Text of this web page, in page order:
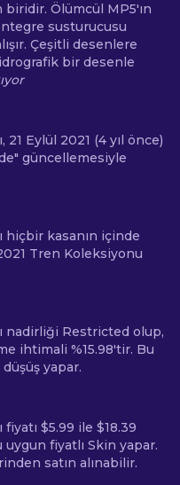
Ölümcül MP5'ın
susturucusu
Çeşitli desenlere
bir desenle
21 Eylül 2021 (4 yıl önce)
güncellemesiyle
hiçbir kasanın içinde
Tren Koleksiyonu
nadirliği Restricted olup,
ihtimali %15.98'tir. Bu
yapar.
$5.99 ile $18.39
uygun fiyatlı Skin yapar.
satın alınabilir.